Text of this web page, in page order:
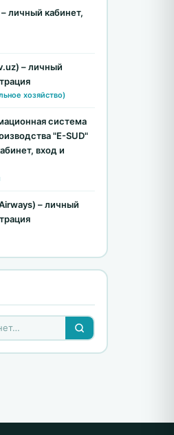
личный кабинет,
– личный
хозяйство)
система
"E-SUD"
вход и
– личный